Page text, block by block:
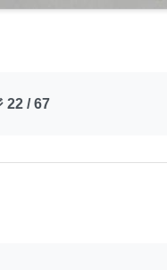
22 / 67